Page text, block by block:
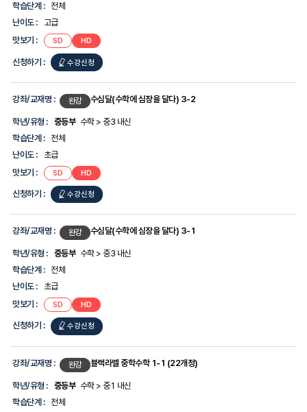
학습단계 :
전체
난이도 :
고급
맛보기 :
SD HD
신청하기 : 수강신청
강좌/교재명 : 완강 수심달(수학에 심장을 달다) 3-2
학년/유형 : 중등부 수학 > 중3 내신
학습단계 :
전체
난이도 :
초급
맛보기 :
SD HD
신청하기 : 수강신청
강좌/교재명 : 완강 수심달(수학에 심장을 달다) 3-1
학년/유형 : 중등부 수학 > 중3 내신
학습단계 :
전체
난이도 :
초급
맛보기 :
SD HD
신청하기 : 수강신청
강좌/교재명 : 완강 블랙라벨 중학수학 1-1 (22개정)
학년/유형 : 중등부 수학 > 중1 내신
학습단계 :
전체